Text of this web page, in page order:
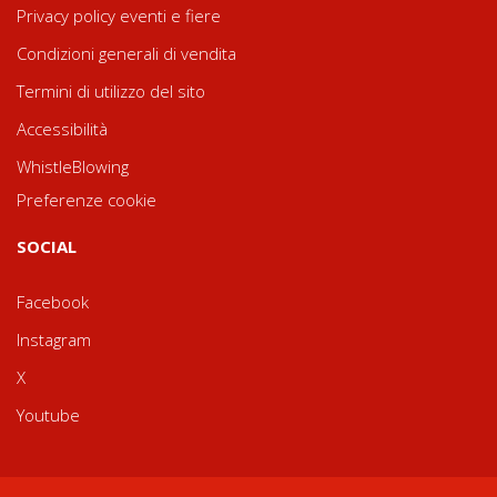
Privacy policy eventi e fiere
Condizioni generali di vendita
Termini di utilizzo del sito
Accessibilità
WhistleBlowing
Preferenze cookie
SOCIAL
Facebook
Instagram
X
Youtube